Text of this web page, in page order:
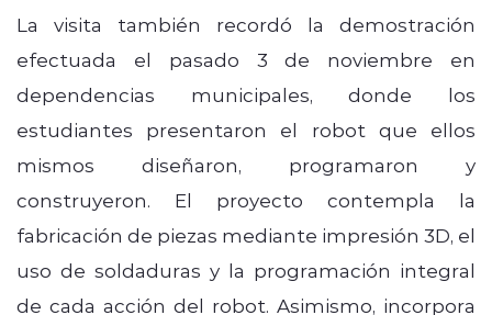
La visita también recordó la demostración
efectuada el pasado 3 de noviembre en
dependencias municipales, donde los
estudiantes presentaron el robot que ellos
mismos diseñaron, programaron y
construyeron. El proyecto contempla la
fabricación de piezas mediante impresión 3D, el
uso de soldaduras y la programación integral
de cada acción del robot. Asimismo, incorpora